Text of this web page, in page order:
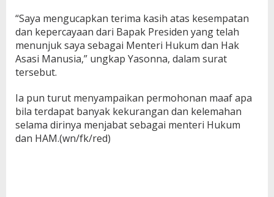
“Saya mengucapkan terima kasih atas kesempatan
dan kepercayaan dari Bapak Presiden yang telah
menunjuk saya sebagai Menteri Hukum dan Hak
Asasi Manusia,” ungkap Yasonna, dalam surat
tersebut.
Ia pun turut menyampaikan permohonan maaf apa
bila terdapat banyak kekurangan dan kelemahan
selama dirinya menjabat sebagai menteri Hukum
dan HAM.(wn/fk/red)